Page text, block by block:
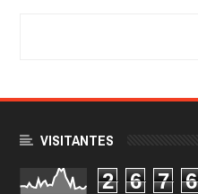
VISITANTES
2 6 7 6